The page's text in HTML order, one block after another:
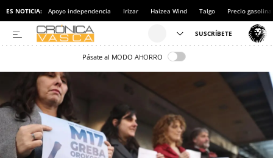
ES NOTICIA: Apoyo independencia Irizar Haizea Wind Talgo Precio gasolina
Pásate al MODO AHORRO